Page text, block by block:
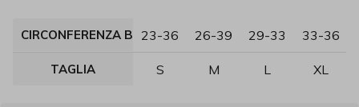
CIRCONFERENZA BICIPITE (CM)
23-36 26-39 29-33 33-36
TAGLIA S M L XL